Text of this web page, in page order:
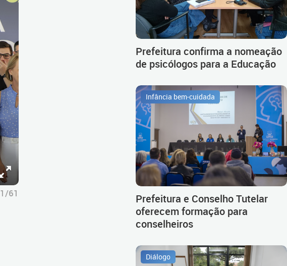
1/61
Prefeitura confirma a nomeação
de psicólogos para a Educação
Infância bem-cuidada
Prefeitura e Conselho Tutelar
oferecem formação para
conselheiros
Diálogo